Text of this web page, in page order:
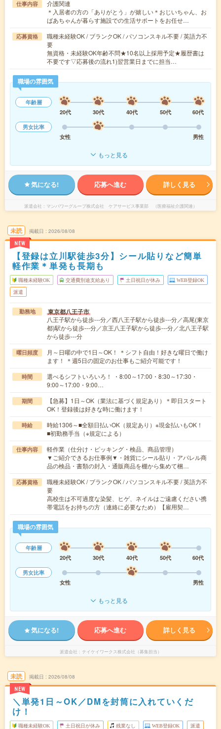
仕事内容
介護関連
＊入居者の方の「ありがとう」が嬉しい＊おじいちゃん、お
ばあちゃんが暮らす施設での生活サポートをお任せ…
応募資格
職種未経験OK / ブランクOK / パソコンスキル不要 / 英語力不
要
無資格・未経験OK年齢不問★10名以上採用予定★履歴書は
不要です▽応募後の流れ1)翌営業日までに担当…
職場の雰囲気
年齢層
20代
30代 40代 50代
60代
男女比率
女性
男性
もっと見る
気になる! 応募へ進む 詳しく見る
派遣会社 マンパワーグループ株式会社 ケアサービス事業部 （医療福祉介護関連）
未読
NEW
掲載日 2026/08/08
【登録は立川駅徒歩3分】シール貼りなど簡単
軽作業＊単発も長期も
職種未経験OK 交通費別途支給あり 土日祝日が休み WEB登録OK
派遣
勤務地 東京都八王子市
八王子駅から徒歩---分／西八王子駅から徒歩---分／高尾(東京
都)駅から徒歩---分／京王八王子駅から徒歩---分／北八王子駅
から徒歩---分
曜日頻度
月～日曜の中で1日～OK！ ＊シフト自由！好きな曜日で働け
ます！ ＊週5日の固定のお仕事もご紹介可能です！
時間
選べるシフトいろいろ！ ・8:00～17:00・8:30～17:30・
9:00～17:00・9:00…
期間
【急募】1日～OK（業法に基づく規定あり）＊即日スタート
OK！登録後は好きな時に働けます！
時給
時給1306～■全額日払いOK（規定あり）※現金払いもOK！
■初勤務手当（※規定による）
仕事内容
軽作業（仕分け・ピッキング・検品、商品管理）
▼ご紹介できるお仕事例▼・雑貨にシール貼り・アパレル商
品の検品・書類の封入・通販商品を棚から集めて梱…
応募資格
職種未経験OK / ブランクOK / パソコンスキル不要 / 英語力不
要
高校生は不可過度な染髪、ヒゲ、ネイルはご遠慮ください携
帯電話をお持ちの方（連絡に必要なため）【雇用契…
職場の雰囲気
年齢層
20代
30代 40代 50代
60代
男女比率
女性
男性
もっと見る
気になる! 応募へ進む 詳しく見る
派遣会社 テイケイワークス株式会社（募集担当）
未読
NEW
掲載日 2026/08/08
＼単発1日～OK／DMを封筒に入れていくだ
け！
職種未経験OK 土日祝日が休み 残業なし WEB登録OK 派遣